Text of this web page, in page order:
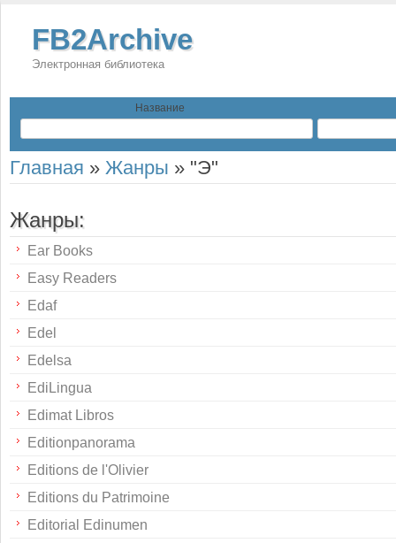
FB2Archive
Электронная библиотека
Название
Главная » Жанры » "Э"
Жанры:
Ear Books
Easy Readers
Edaf
Edel
Edelsa
EdiLingua
Edimat Libros
Editionpanorama
Editions de l'Olivier
Editions du Patrimoine
Editorial Edinumen